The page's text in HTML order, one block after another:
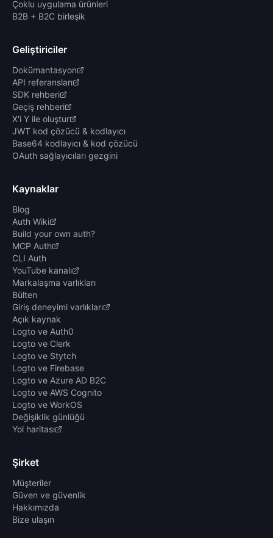
Çoklu uygulama ürünleri
B2B + B2C birleşik
Geliştiriciler
Dokümantasyon
API referansları
SDK rehberi
Geçiş rehberi
X'i Y ile oluştur
JWT kod çözücü & kodlayıcı
Base64 kodlayıcı & kod çözücü
OAuth sağlayıcıları gezgini
Kaynaklar
Blog
Auth Wiki
Build your own auth?
MCP Auth
CLI Auth
YouTube kanalı
Markalaşma varlıkları
Bülten
Giriş deneyimi varlıkları
Açık kaynak
Logto ve Auth0
Logto ve Clerk
Logto ve Stytch
Logto ve Firebase
Logto ve Azure AD B2C
Logto ve AWS Cognito
Logto ve WorkOS
Değişiklik günlüğü
Yol haritası
Şirket
Müşteriler
Güven ve güvenlik
Hakkımızda
Bize ulaşın